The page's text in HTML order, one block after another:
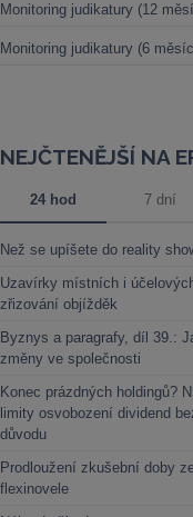
Monitoring judikatury (12
Monitoring judikatury (6
NEJČTENĚJŠÍ NA
24 hod 7 dní
Než se upíšete do reality
Uzavírky místních i
zřizování objížděk
Byznys a paragrafy, díl 39.:
změny ve společnosti
Konec prázdných holdingů?
limity osvobození dividend
důvodu
Prodloužení zkušební doby
flexinovele